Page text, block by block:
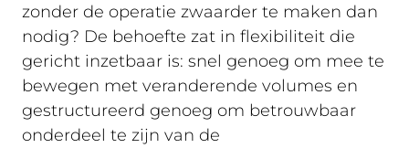
zonder de operatie zwaarder te maken dan
nodig? De behoefte zat in flexibiliteit die
gericht inzetbaar is: snel genoeg om mee te
bewegen met veranderende volumes en
gestructureerd genoeg om betrouwbaar
onderdeel te zijn van de